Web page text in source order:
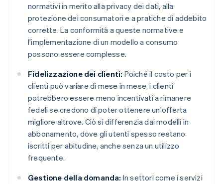
normativi in merito alla privacy dei dati, alla
protezione dei consumatori e a pratiche di addebito
corrette. La conformità a queste normative e
l'implementazione di un modello a consumo
possono essere complesse.
Fidelizzazione dei clienti: Poiché il costo per i
clienti può variare di mese in mese, i clienti
potrebbero essere meno incentivati a rimanere
fedeli se credono di poter ottenere un'offerta
migliore altrove. Ciò si differenzia dai modelli in
abbonamento, dove gli utenti spesso restano
iscritti per abitudine, anche senza un utilizzo
frequente.
Gestione della domanda: In settori come i servizi